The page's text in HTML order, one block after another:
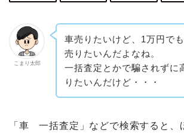
こまり太郎
車売りたいけど、1万円で
売りたいんだよなね。
一括査定とかで騙されずに
りたいんだけど・・・
「車 一括査定」などで検索すると、